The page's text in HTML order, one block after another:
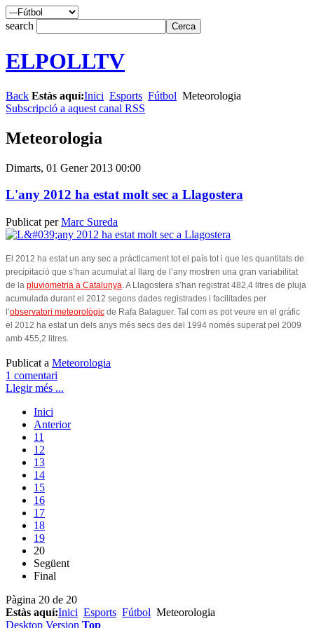
search
ELPOLLTV
Back Estàs aquí:Inici Esports Fútbol Meteorologia
Subscripció a aquest canal RSS
Meteorologia
Dimarts, 01 Gener 2013 00:00
L'any 2012 ha estat molt sec a Llagostera
Publicat perMarc Sureda
El 2012 ha estat un any sec a pràcticament tot el país tot i que les quantitats de
precipitació que s’han acumulat al llarg de l’any mostren una gran variabilitat
de la pluviometria a Catalunya. A Llagostera s’han registrat 482,4 litres de pluja
acumulada durant el 2012 segons dades registrades i facilitades per
l’observatori meteorològic de Rafa Balaguer. Tal com es pot veure en el gràfic
el 2012 ha estat un dels anys més secs des del 1994 només superat pel 2009
amb 455,2 litres.
Publicat a Meteorologia
1 comentari
Llegir més ...
Inici
Anterior
11
12
13
14
15
16
17
18
19
20
Següent
Final
Pàgina 20 de 20
Estàs aquí:Inici Esports Fútbol Meteorologia
Desktop Version Top